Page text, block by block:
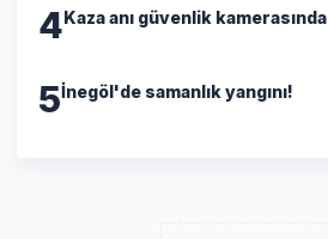
4Kaza anı güvenlik kamerasında
5İnegöl'de samanlık yangını!